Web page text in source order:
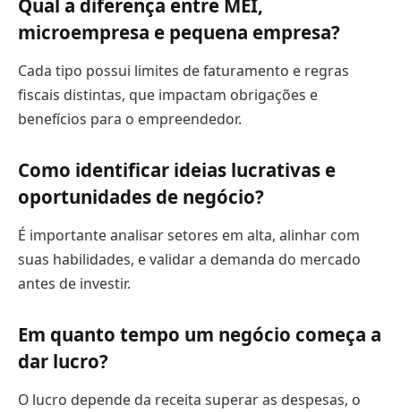
Qual a diferença entre MEI,
microempresa e pequena empresa?
Cada tipo possui limites de faturamento e regras
fiscais distintas, que impactam obrigações e
benefícios para o empreendedor.
Como identificar ideias lucrativas e
oportunidades de negócio?
É importante analisar setores em alta, alinhar com
suas habilidades, e validar a demanda do mercado
antes de investir.
Em quanto tempo um negócio começa a
dar lucro?
O lucro depende da receita superar as despesas, o